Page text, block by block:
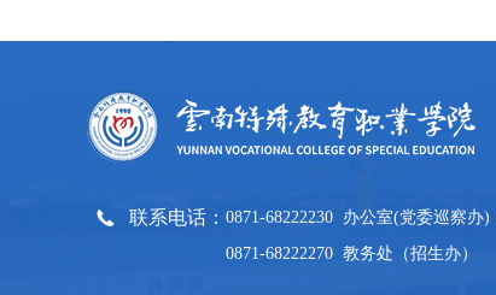
联系电话： 0871-68222230 办公室(党委巡察办)
0871-68222270 教务处（招生办）